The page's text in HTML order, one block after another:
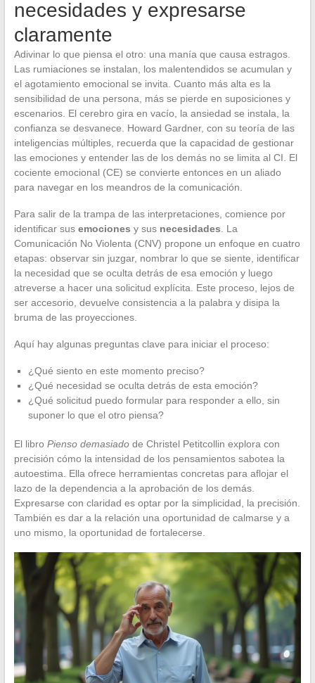
necesidades y expresarse
claramente
Adivinar lo que piensa el otro: una manía que causa estragos.
Las rumiaciones se instalan, los malentendidos se acumulan y
el agotamiento emocional se invita. Cuanto más alta es la
sensibilidad de una persona, más se pierde en suposiciones y
escenarios. El cerebro gira en vacío, la ansiedad se instala, la
confianza se desvanece. Howard Gardner, con su teoría de las
inteligencias múltiples, recuerda que la capacidad de gestionar
las emociones y entender las de los demás no se limita al CI. El
cociente emocional (CE) se convierte entonces en un aliado
para navegar en los meandros de la comunicación.
Para salir de la trampa de las interpretaciones, comience por
identificar sus emociones y sus necesidades . La
Comunicación No Violenta (CNV) propone un enfoque en cuatro
etapas: observar sin juzgar, nombrar lo que se siente, identificar
la necesidad que se oculta detrás de esa emoción y luego
atreverse a hacer una solicitud explícita. Este proceso, lejos de
ser accesorio, devuelve consistencia a la palabra y disipa la
bruma de las proyecciones.
Aquí hay algunas preguntas clave para iniciar el proceso:
¿Qué siento en este momento preciso?
¿Qué necesidad se oculta detrás de esta emoción?
¿Qué solicitud puedo formular para responder a ello, sin
suponer lo que el otro piensa?
El libro Pienso demasiadode Christel Petitcollin explora con
precisión cómo la intensidad de los pensamientos sabotea la
autoestima. Ella ofrece herramientas concretas para aflojar el
lazo de la dependencia a la aprobación de los demás.
Expresarse con claridad es optar por la simplicidad, la precisión.
También es dar a la relación una oportunidad de calmarse y a
uno mismo, la oportunidad de fortalecerse.